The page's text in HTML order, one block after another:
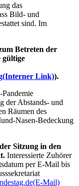
das
Bild- und
sind. Im
Betreten der
gültige
(Interner Link)).
Pandemie
der Abstands- und
Räumen des
Nasen-Bedeckung
Sitzung in den
Interessierte Zuhörer
per E-Mail bis
(E-Mail)